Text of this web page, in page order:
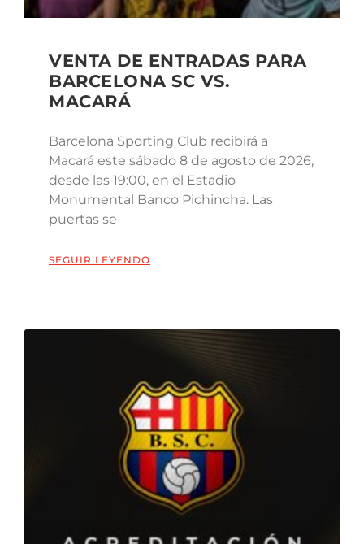
VENTA DE ENTRADAS PARA
BARCELONA SC VS.
MACARÁ
Barcelona Sporting Club recibirá a
Macará este sábado 8 de agosto de 2026,
desde las 19:00, en el Estadio
Monumental Banco Pichincha. Las
puertas se
SEGUIR LEYENDO